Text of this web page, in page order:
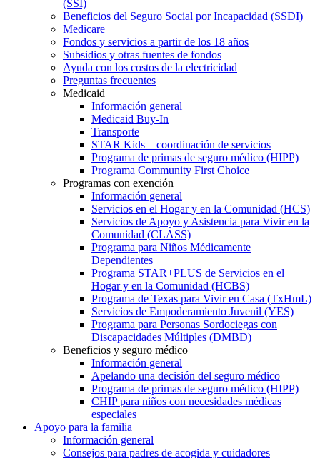
(SSI)
Beneficios del Seguro Social por Incapacidad (SSDI)
Medicare
Fondos y servicios a partir de los 18 años
Subsidios y otras fuentes de fondos
Ayuda con los costos de la electricidad
Preguntas frecuentes
Medicaid
Información general
Medicaid Buy-In
Transporte
STAR Kids – coordinación de servicios
Programa de primas de seguro médico (HIPP)
Programa Community First Choice
Programas con exención
Información general
Servicios en el Hogar y en la Comunidad (HCS)
Servicios de Apoyo y Asistencia para Vivir en la
Comunidad (CLASS)
Programa para Niños Médicamente
Dependientes
Programa STAR+PLUS de Servicios en el
Hogar y en la Comunidad (HCBS)
Programa de Texas para Vivir en Casa (TxHmL)
Servicios de Empoderamiento Juvenil (YES)
Programa para Personas Sordociegas con
Discapacidades Múltiples (DMBD)
Beneficios y seguro médico
Información general
Apelando una decisión del seguro médico
Programa de primas de seguro médico (HIPP)
CHIP para niños con necesidades médicas
especiales
Apoyo para la familia
Información general
Consejos para padres de acogida y cuidadores